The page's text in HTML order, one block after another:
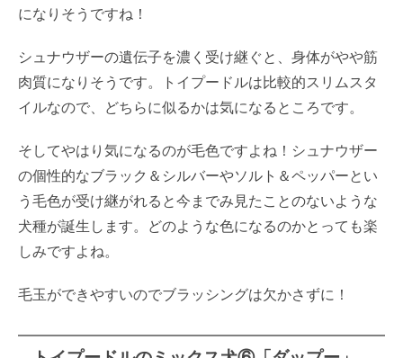
になりそうですね！
シュナウザーの遺伝子を濃く受け継ぐと、身体がやや筋
肉質になりそうです。トイプードルは比較的スリムスタ
イルなので、どちらに似るかは気になるところです。
そしてやはり気になるのが毛色ですよね！シュナウザー
の個性的なブラック＆シルバーやソルト＆ペッパーとい
う毛色が受け継がれると今までみ見たことのないような
犬種が誕生します。どのような色になるのかとっても楽
しみですよね。
毛玉ができやすいのでブラッシングは欠かさずに！